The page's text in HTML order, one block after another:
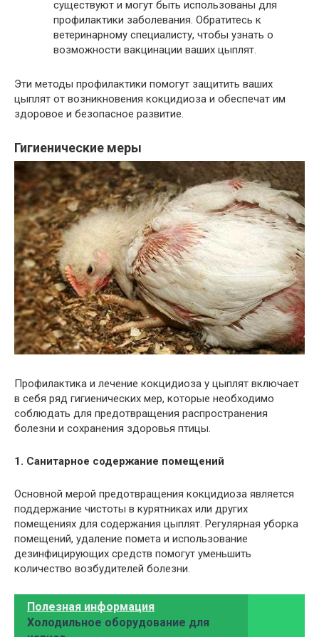
существуют и могут быть использованы для
профилактики заболевания. Обратитесь к
ветеринарному специалисту, чтобы узнать о
возможности вакцинации ваших цыплят.
Эти методы профилактики помогут защитить ваших
цыплят от возникновения кокцидиоза и обеспечат им
здоровое и безопасное развитие.
Гигиенические меры
Профилактика и лечение кокцидиоза у цыплят включает
в себя ряд гигиенических мер, которые необходимо
соблюдать для предотвращения распространения
болезни и сохранения здоровья птицы.
1. Санитарное содержание помещений
Основной мерой предотвращения кокцидиоза является
поддержание чистоты в курятниках или других
помещениях для содержания цыплят. Регулярная уборка
помещений, удаление помета и использование
дезинфицирующих средств помогут уменьшить
количество возбудителей болезни.
Полезная информация
Холодильное оборудование для